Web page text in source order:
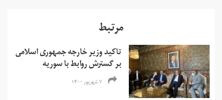
مرتبط
تاکید وزیر خارجه جمهوری اسلامی
بر گسترش روابط با سوریه
۷ شهریور ۱۴۰۰